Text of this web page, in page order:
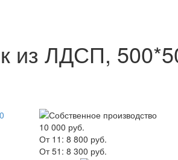
из ЛДСП,
10 000 руб.
От 11: 8 800 руб.
От 51: 8 300 руб.